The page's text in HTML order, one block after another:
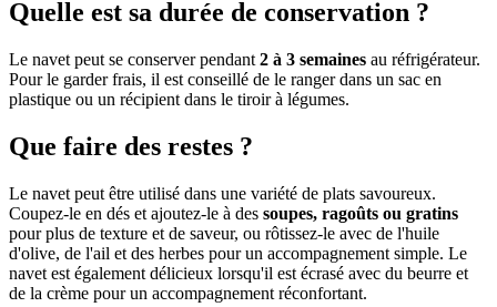
Quelle est sa durée de conservation ?
Le navet peut se conserver pendant 2 à 3 semaines au réfrigérateur.
Pour le garder frais, il est conseillé de le ranger dans un sac en
plastique ou un récipient dans le tiroir à légumes.
Que faire des restes ?
Le navet peut être utilisé dans une variété de plats savoureux.
Coupez-le en dés et ajoutez-le à des soupes, ragoûts ou gratins
pour plus de texture et de saveur, ou rôtissez-le avec de l'huile
d'olive, de l'ail et des herbes pour un accompagnement simple. Le
navet est également délicieux lorsqu'il est écrasé avec du beurre et
de la crème pour un accompagnement réconfortant.